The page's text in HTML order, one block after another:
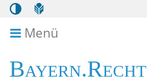
Menü
Bayern.Recht